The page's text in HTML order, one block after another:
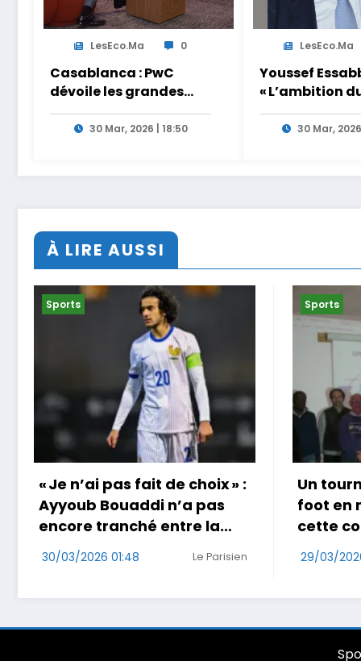
LesEco.ma 0
Casablanca : PwC
dévoile les grandes
tendances de la CEO
Survey 2026
30 Mar, 2026 | 18:50
LesEco.ma
Youssef
« L’ambition
de dépasser
modèles
30 Mar,
À LIRE AUSSI
Sports
Un tournoi international de
foot en marchant dans
cette commune de Loire-
Atlantique
29/03/2026 17:49 Ouest-France
Sports
Coup
au
29/03/